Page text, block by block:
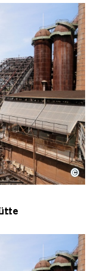
Hütte mit
Hütte | Karl
©